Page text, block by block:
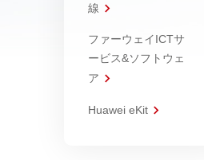
線
ファーウェイICTサ
ービス&ソフトウェ
ア
Huawei eKit